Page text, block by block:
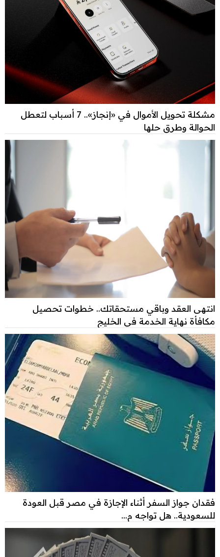
مشكلة تحويل الأموال في «إنجاز».. 7 أسباب لتعطل
الحوالة وطرق حلها
انتهى العقد وباقي مستحقاتك.. خطوات تحصيل
مكافأة نهاية الخدمة في الخليج
فقدان جواز السفر أثناء الإجازة في مصر قبل العودة
للسعودية.. هل تواجه م...